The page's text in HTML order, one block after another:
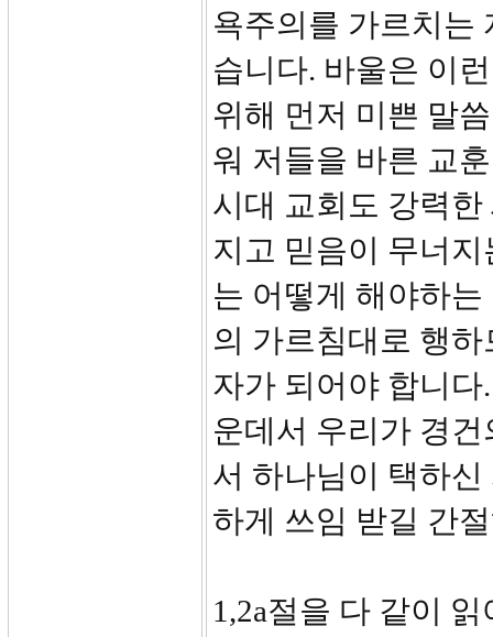
욕주의를 가르치는
습니다. 바울은 이
위해 먼저 미쁜 말
워 저들을 바른 교
시대 교회도 강력
지고 믿음이 무너
는 어떻게 해야하
의 가르침대로 행
자가 되어야 합니
운데서 우리가 경
서 하나님이 택하
하게 쓰임 받길 간
1,2a절을 다 같이